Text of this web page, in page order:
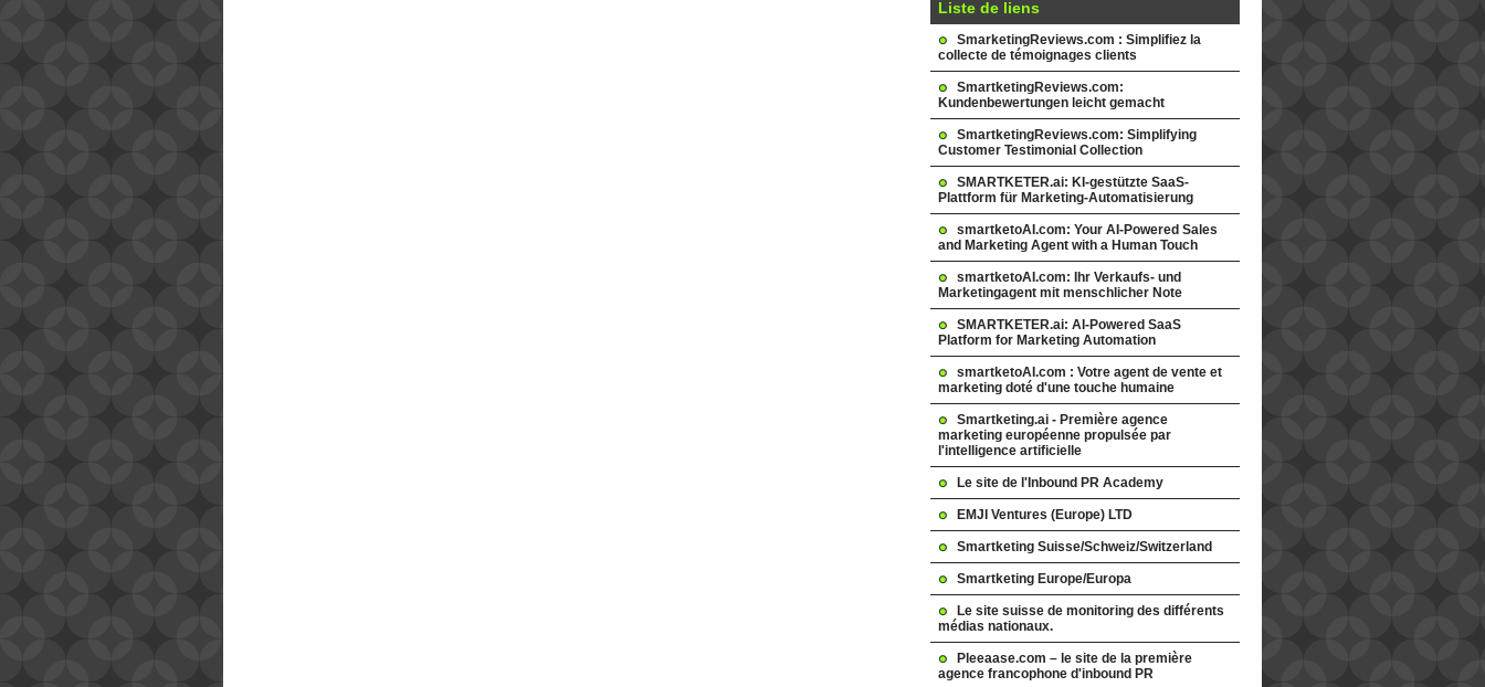
Liste de liens
SmarketingReviews.com : Simplifiez la
collecte de témoignages clients
SmartketingReviews.com:
Kundenbewertungen leicht gemacht
SmartketingReviews.com: Simplifying
Customer Testimonial Collection
SMARTKETER.ai: KI-gestützte SaaS-
Plattform für Marketing-Automatisierung
smartketoAI.com: Your AI-Powered Sales
and Marketing Agent with a Human Touch
smartketoAI.com: Ihr Verkaufs- und
Marketingagent mit menschlicher Note
SMARTKETER.ai: AI-Powered SaaS
Platform for Marketing Automation
smartketoAI.com : Votre agent de vente et
marketing doté d'une touche humaine
Smartketing.ai - Première agence
marketing européenne propulsée par
l'intelligence artificielle
Le site de l'Inbound PR Academy
EMJI Ventures (Europe) LTD
Smartketing Suisse/Schweiz/Switzerland
Smartketing Europe/Europa
Le site suisse de monitoring des différents
médias nationaux.
Pleeaase.com – le site de la première
agence francophone d'inbound PR